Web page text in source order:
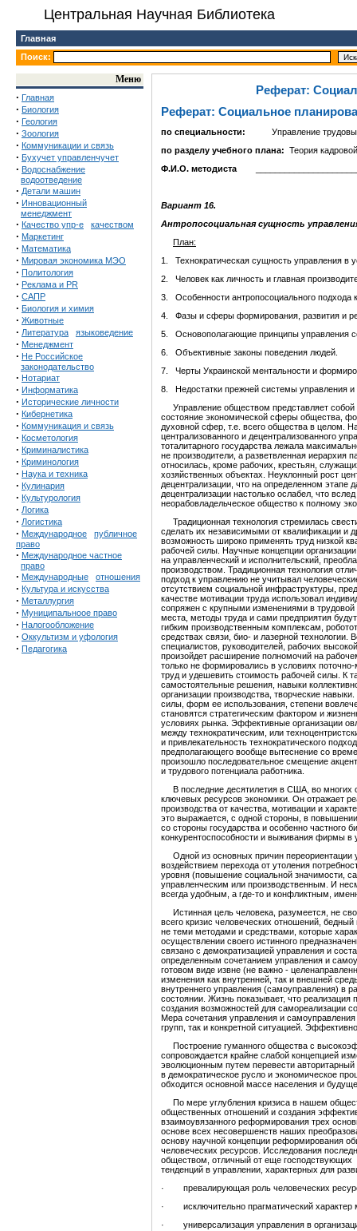
Центральная Научная Библиотека
Главная
Поиск:
Меню
· Главная
· Биология
· Геология
· Зоология
· Коммуникации и связь
· Бухучет управленчучет
· Водоснабжение
водоотведение
· Детали машин
· Инновационный
менеджмент
· Качество упр-е качеством
· Маркетинг
· Математика
· Мировая экономика МЭО
· Политология
· Реклама и PR
· САПР
· Биология и химия
· Животные
· Литература языковедение
· Менеджмент
· Не Российское
законодательство
· Нотариат
· Информатика
· Исторические личности
· Кибернетика
· Коммуникация и связь
· Косметология
· Криминалистика
· Криминология
· Наука и техника
· Кулинария
· Культурология
· Логика
· Логистика
· Международное
публичное
право
· Международное частное
право
· Международные отношения
· Культура и искусства
· Металлургия
· Муниципальноое право
· Налогообложение
· Оккультизм и уфология
· Педагогика
Реферат:
Реферат: Социальное
по специальности: Управление
по разделу учебного плана: Теория
Ф.И.О. методиста
Вариант 16.
Антропосоциальная сущность
План:
1. Технократическая сущность управления в
2. Человек как личность и главная
3. Особенности антропосоциального подхода
4. Фазы и сферы формирования, развития и
5. Основополагающие принципы управления
6. Объективные законы поведения людей.
7. Черты Украинской ментальности и
8. Недостатки прежней системы управления
Управление обществом представляет собой
состояние экономической сферы общества,
духовной сфер, т.е. всего общества в целом.
централизованного и децентрализованного
тоталитарного государства лежала
не производители, а разветвленная иерархия
относилась, кроме рабочих, крестьян,
хозяйственных объектах. Неуклонный рост
децентрализации, что на определенном
децентрализации настолько ослабел, что
неорабовладельческое общество к полному
Традиционная технология стремилась
сделать их независимыми от квалификации и
возможность широко применять труд низкой
рабочей силы. Научные концепции
на управленческий и исполнительский,
производством. Традиционная технология
подход к управлению не учитывал
отсутствием социальной инфраструктуры,
качестве мотивации труда использовал
сопряжен с крупными изменениями в
места, методы труда и сами предприятия
гибким производственным комплексам,
средствах связи, био- и лазерной
специалистов, руководителей, рабочих
произойдет расширение полномочий на
только не формировались в условиях
труд и удешевить стоимость рабочей силы. К
самостоятельные решения, навыки
организации производства, творческие
силы, форм ее использования, степени
становятся стратегическим фактором и
условиях рынка. Эффективные организации
между технократическим, или
и привлекательность технократического
предполагающего вообще вытеснение со
произошло последовательное смещение
и трудового потенциала работника.
В последние десятилетия в США, во многих
ключевых ресурсов экономики. Он отражает
производства от качества, мотивации и
это выражается, с одной стороны, в
со стороны государства и особенно частного
конкурентоспособности и выживания фирмы в
Одной из основных причин переориентации
воздействием перехода от утоления
уровня (повышение социальной значимости,
управленческим или производственным. И
всегда удобным, а где-то и конфликтным,
Истинная цель человека, разумеется, не
всего кризис человеческих отношений,
не теми методами и средствами, которые
осуществлении своего истинного
связано с демократизацией управления и
определенным сочетанием управления и
готовом виде извне (не важно -
изменения как внутренней, так и внешней
внутреннего управления (самоуправления) в
состоянии. Жизнь показывает, что
создания возможностей для самореализации
Мера сочетания управления и
групп, так и конкретной ситуацией.
Построение гуманного общества с
сопровождается крайне слабой концепцией
эволюционным путем перевести
в демократическое русло и экономическое
обходится основной массе населения и
По мере углубления кризиса в нашем
общественных отношений и создания
взаимоувязанного реформирования трех
основе всех несовершенств наших
основу научной концепции реформирования
человеческих ресурсов. Исследования
обществом, отличный от еще господствующих
тенденций в управлении, характерных для
· превалирующая роль человеческих
· исключительно прагматический характер
· универсализация управления в